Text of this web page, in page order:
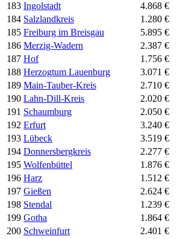
183 Ingolstadt 4.868 €
184 Salzlandkreis 1.280 €
185 Freiburg im Breisgau 5.895 €
186 Merzig-Wadern 2.387 €
187 Hof 1.756 €
188 Herzogtum Lauenburg 3.071 €
189 Main-Tauber-Kreis 2.710 €
190 Lahn-Dill-Kreis 2.020 €
191 Schaumburg 2.050 €
192 Erfurt 3.240 €
193 Lübeck 3.519 €
194 Donnersbergkreis 2.277 €
195 Wolfenbüttel 1.876 €
196 Harz 1.512 €
197 Gießen 2.624 €
198 Stendal 1.239 €
199 Gotha 1.864 €
200 Schweinfurt 2.401 €